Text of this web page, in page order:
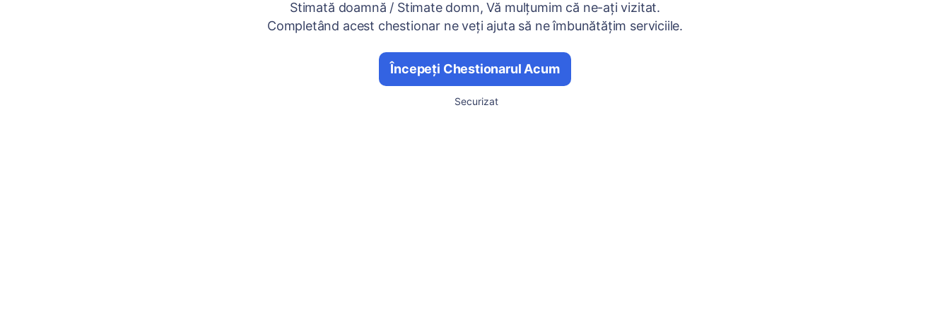
Stimată doamnă / Stimate domn, Vă mulțumim că ne-ați vizitat.
Completând acest chestionar ne veți ajuta să ne îmbunătățim serviciile.
Începeți Chestionarul Acum
Securizat